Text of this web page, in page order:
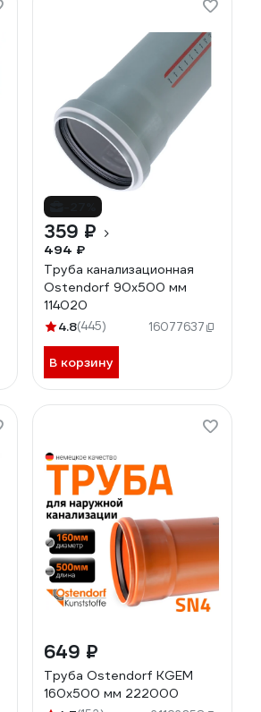
359 ₽
494 ₽
Труба канализационная
Ostendorf 90х500 мм
114020
4.8(445) 16077637
В корзину
649 ₽
Труба Ostendorf KGEM
160x500 мм 222000